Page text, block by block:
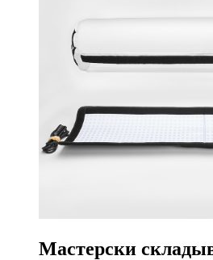
Мастерски